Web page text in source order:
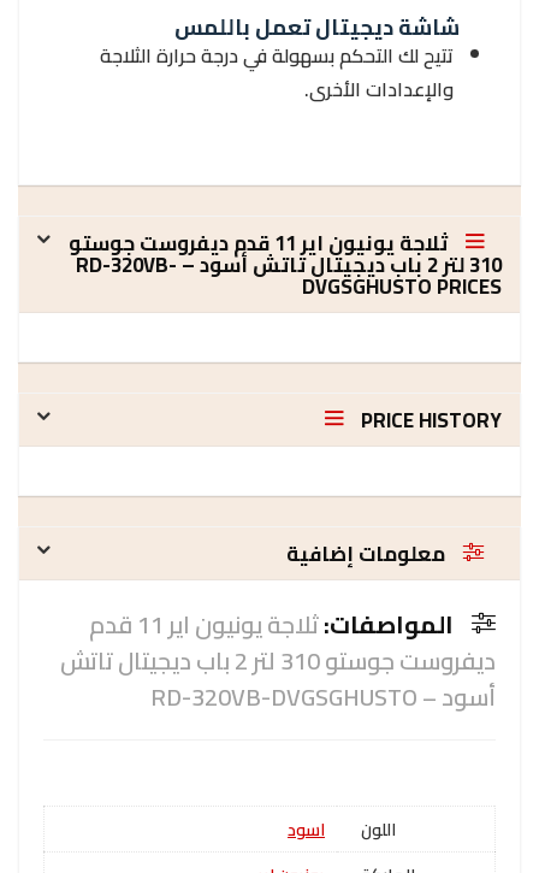
شاشة ديجيتال تعمل باللمس
تتيح لك التحكم بسهولة في درجة حرارة الثلاجة
والإعدادات الأخرى.
ثلاجة يونيون اير 11 قدم ديفروست جوستو
310 لتر 2 باب ديجيتال تاتش أسود – RD-320VB-
DVGSGHUSTO PRICES
PRICE HISTORY
معلومات إضافية
المواصفات:
ثلاجة يونيون اير 11 قدم
ديفروست جوستو 310 لتر 2 باب ديجيتال تاتش
أسود – RD-320VB-DVGSGHUSTO
اللون
اسود